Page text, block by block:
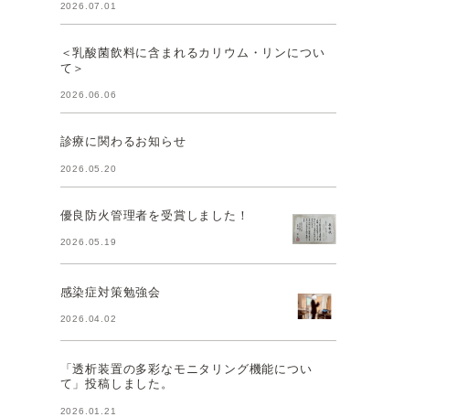
2026.07.01
＜乳酸菌飲料に含まれるカリウム・リンについ
て＞
2026.06.06
診療に関わるお知らせ
2026.05.20
優良防火管理者を受賞しました！
2026.05.19
感染症対策勉強会
2026.04.02
「透析装置の多彩なモニタリング機能につい
て」投稿しました。
2026.01.21